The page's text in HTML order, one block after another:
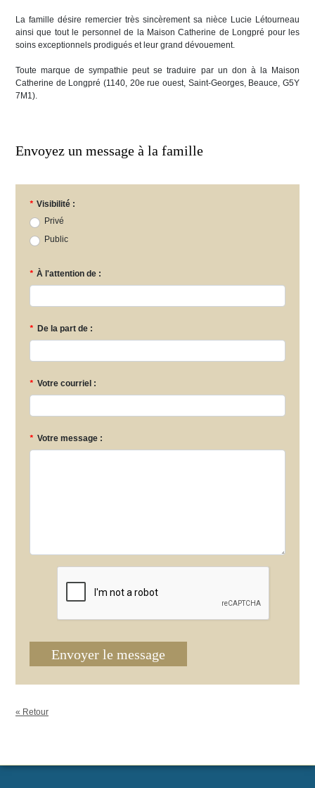
La famille désire remercier très sincèrement sa nièce Lucie Létourneau
ainsi que tout le personnel de la Maison Catherine de Longpré pour les
soins exceptionnels prodigués et leur grand dévouement.
Toute marque de sympathie peut se traduire par un don à la Maison
Catherine de Longpré (1140, 20e rue ouest, Saint-Georges, Beauce, G5Y
7M1).
Envoyez un message à la famille
* Visibilité :
Privé
Public
* À l'attention de :
* De la part de :
* Votre courriel :
* Votre message :
Envoyer le message
« Retour